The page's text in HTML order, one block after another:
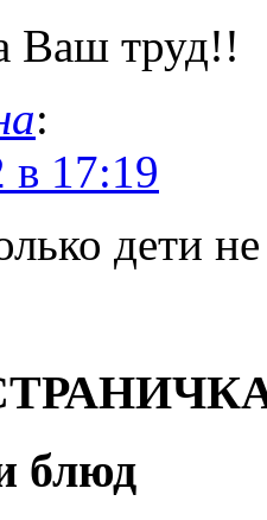
Ваш труд!!
:
в 17:19
дети
блюд